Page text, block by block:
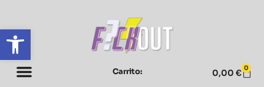
Abrir barra de herramientas
Carrito: 0,00 € 0